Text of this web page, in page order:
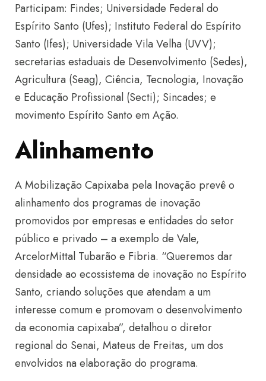
Participam: Findes; Universidade Federal do
Espírito Santo (Ufes); Instituto Federal do Espírito
Santo (Ifes); Universidade Vila Velha (UVV);
secretarias estaduais de Desenvolvimento (Sedes),
Agricultura (Seag), Ciência, Tecnologia, Inovação
e Educação Profissional (Secti); Sincades; e
movimento Espírito Santo em Ação.
Alinhamento
A Mobilização Capixaba pela Inovação prevê o
alinhamento dos programas de inovação
promovidos por empresas e entidades do setor
público e privado – a exemplo de Vale,
ArcelorMittal Tubarão e Fibria. “Queremos dar
densidade ao ecossistema de inovação no Espírito
Santo, criando soluções que atendam a um
interesse comum e promovam o desenvolvimento
da economia capixaba”, detalhou o diretor
regional do Senai, Mateus de Freitas, um dos
envolvidos na elaboração do programa.